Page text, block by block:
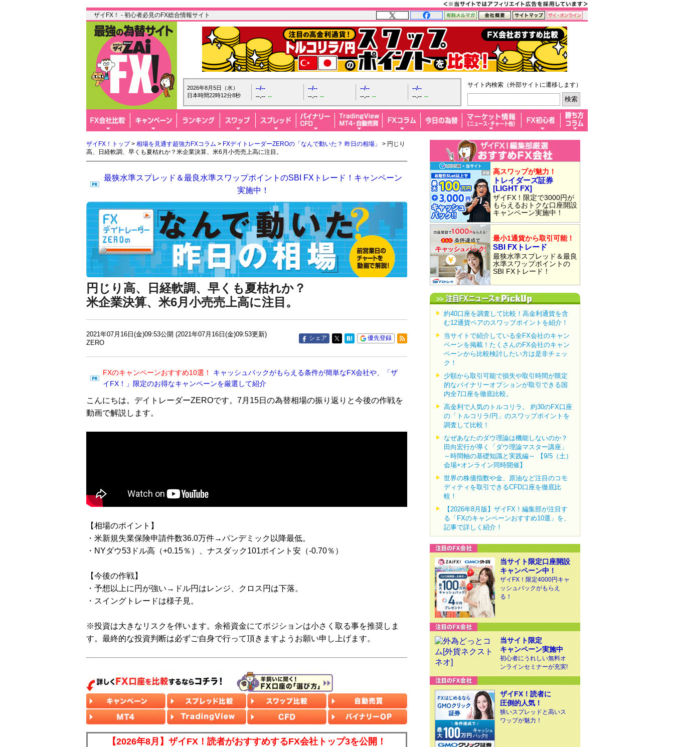
ザイFX！ - 初心者必見のFX総合情報サイト
2026年8月5日（水）
日本時間22時12分9秒
--/--
--.-- --
--/--
--.-- --
--/--
--.-- --
--/--
--.-- --
サイト内検索（外部サイトに遷移します）
ザイFX！トップ> 相場を見通す超強力FXコラム > FXデイトレーダーZEROの「なんで動いた？ 昨日の相場」
> 円じり
高、日経軟調、早くも夏枯れか？米企業決算、米6月小売売上高に注目。
最狭水準スプレッド＆最良水準スワップポイントのSBI FXトレード！キャンペーン
実施中！
円じり高、日経軟調、早くも夏枯れか？
米企業決算、米6月小売売上高に注目。
2021年07月16日(金)09:53公開 (2021年07月16日(金)09:53更新)
ZERO
シェア 優先登録
FXのキャンペーンおすすめ10選！
キャッシュバックがもらえる条件が簡単なFX会社や、「ザ
イFX！」限定のお得なキャンペーンを厳選して紹介
こんにちは。デイトレーダーZEROです。7月15日の為替相場の振り返りと今後の作戦を
動画で解説します。
【相場のポイント】
・米新規失業保険申請件数36.0万件→パンデミック以降最低。
・NYダウ53ドル高（+0.15％）、ナスダック101ポイント安（-0.70％）
【今後の作戦】
・予想以上に円が強い→ドル円はレンジ、クロス円は下落。
・スイングトレードは様子見。
※投資は大きなリスクを伴います。余裕資金にてポジションは小さく取る事を推奨しま
す。最終的な投資判断は必ずご自身で行って頂きますようお願い申し上げます。
【2026年8月】ザイFX！読者がおすすめするFX会社トップ3を公開！
高スワップが魅力！
トレイダーズ証券
[LIGHT FX]
ザイFX！限定で3000円が
もらえるおトクな口座開設
キャンペーン実施中！
最小1通貨から取引可能！
SBI FXトレード
最狭水準スプレッド＆最良
水準スワップポイントの
SBI FXトレード！
約40口座を調査して比較！高金利通貨を含
む12通貨ペアのスワップポイントを紹介！
当サイトで紹介している全FX会社のキャン
ペーンを掲載！たくさんのFX会社のキャン
ペーンから比較検討したい方は是非チェッ
ク！
少額から取引可能で損失や取引時間が限定
的なバイナリーオプションが取引できる国
内全7口座を徹底比較。
高金利で人気のトルコリラ。 約30のFX口座
の「トルコリラ/円」のスワップポイントを
調査して比較！
なぜあなたのダウ理論は機能しないのか？
田向宏行が導く「ダウ理論マスター講座」
～時間軸の基礎知識と実践編～ 【9/5（土）
会場+オンライン同時開催】
世界の株価指数や金、原油など注目のコモ
ディティを取引できるCFD口座を徹底比
較！
【2026年8月版】ザイFX！編集部が注目す
る「FXのキャンペーンおすすめ10選」を、
記事で詳しく紹介！
当サイト限定口座開設
キャンペーン中！
ザイFX！限定4000円キャ
ッシュバックがもらえ
る！
当サイト限定
キャンペーン実施中
初心者にうれしい無料オ
ンラインセミナーが充実!
ザイFX！読者に
圧倒的人気！
狭いスプレッドと高いス
ワップが魅力！